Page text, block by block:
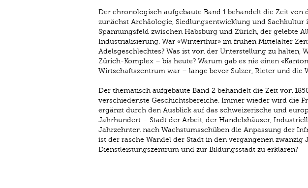
Der chronologisch aufgebaute Band 1 behandelt die Zeit von
zunächst Archäologie, Siedlungsentwicklung und Sachkultur
Spannungsfeld zwischen Habsburg und Zürich, der gelebte
Industrialisierung. War «Winterthur» im frühen Mittelalter
Adelsgeschlechtes? Was ist von der Unterstellung zu halten,
Zürich-Komplex – bis heute? Warum gab es nie einen
Wirtschaftszentrum war – lange bevor Sulzer, Rieter und die
Der thematisch aufgebaute Band 2 behandelt die Zeit von
verschiedenste Geschichtsbereiche. Immer wieder wird die
ergänzt durch den Ausblick auf das schweizerische und
Jahrhundert – Stadt der Arbeit, der Handelshäuser,
Jahrzehnten nach Wachstumsschüben die Anpassung der
ist der rasche Wandel der Stadt in den vergangenen
Dienstleistungszentrum und zur Bildungsstadt zu erklären?